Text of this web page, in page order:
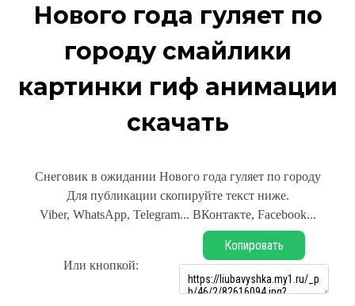
Нового года гуляет по
городу смайлики
картинки гиф анимации
скачать
Снеговик в ожидании Нового года гуляет по городу
Для публикации скопируйте текст ниже.
Viber, WhatsApp, Telegram... ВКонтакте, Facebook...
Или кнопкой:
Копировать